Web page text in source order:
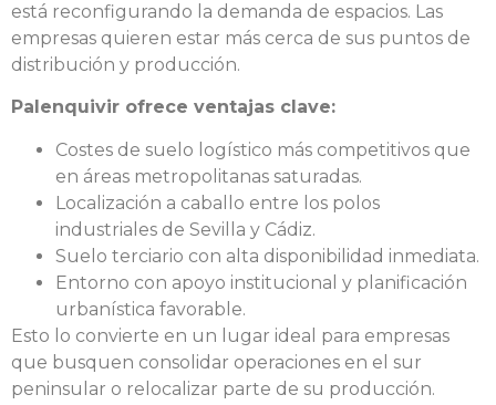
está reconfigurando la demanda de espacios. Las
empresas quieren estar más cerca de sus puntos de
distribución y producción.
Palenquivir ofrece ventajas clave:
Costes de suelo logístico más competitivos que
en áreas metropolitanas saturadas.
Localización a caballo entre los polos
industriales de Sevilla y Cádiz.
Suelo terciario con alta disponibilidad inmediata.
Entorno con apoyo institucional y planificación
urbanística favorable.
Esto lo convierte en un lugar ideal para empresas
que busquen consolidar operaciones en el sur
peninsular o relocalizar parte de su producción.